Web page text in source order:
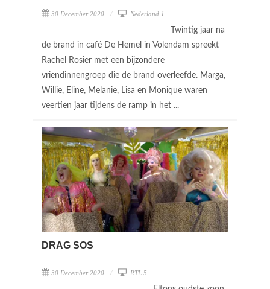
30 December 2020 Nederland 1
Twintig jaar na
de brand in café De Hemel in Volendam spreekt
Rachel Rosier met een bijzondere
vriendinnengroep die de brand overleefde. Marga,
Willie, Eline, Melanie, Lisa en Monique waren
veertien jaar tijdens de ramp in het ...
DRAG SOS
30 December 2020 RTL 5